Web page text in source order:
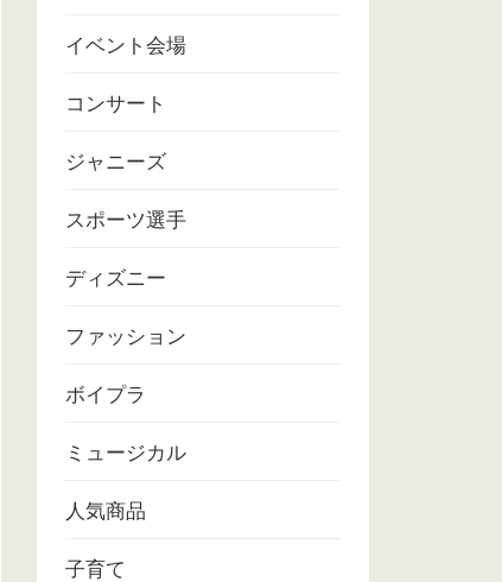
イベント会場
コンサート
ジャニーズ
スポーツ選手
ディズニー
ファッション
ボイプラ
ミュージカル
人気商品
子育て